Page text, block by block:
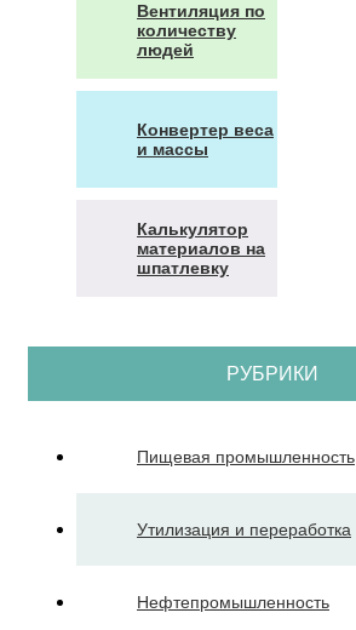
Вентиляция по
количеству
людей
Конвертер веса
и массы
Калькулятор
материалов на
шпатлевку
РУБРИКИ
Пищевая промышленность
Утилизация и переработка
Нефтепромышленность